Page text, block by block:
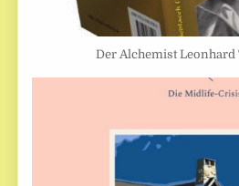
Der Alchemist